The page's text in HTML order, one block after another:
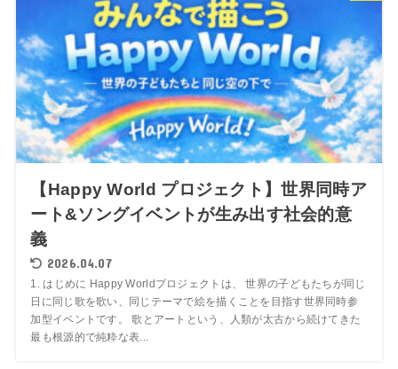
【Happy World プロジェクト】世界同時ア
ート&ソングイベントが生み出す社会的意
義
2026.04.07
1. はじめに Happy Worldプロジェクトは、 世界の子どもたちが同じ
日に同じ歌を歌い、同じテーマで絵を描くことを目指す世界同時参
加型イベントです。 歌とアートという、人類が太古から続けてきた
最も根源的で純粋な表...